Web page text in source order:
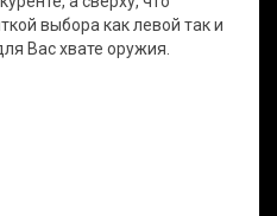
выбора как левой так и
Вас хвате оружия.